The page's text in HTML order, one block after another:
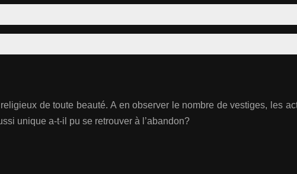
de toute beauté. A en observer le nombre de vestiges, les
unique a-t-il pu se retrouver à l’abandon?